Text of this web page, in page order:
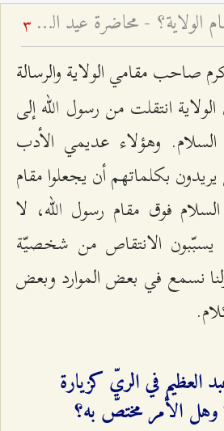
كيف نصل إلى مقام الولاية؟ - محاضرة عيد الغدير لعام ۱٤۲۵ هـ ق 3
صاحب مقامي الولاية والرسالة
انتقلت من رسول الله إلى
السلام. وهؤلاء عديمي الأدب
يريدون بكلماتهم أن يجعلوا مقام
فوق مقام رسول الله، لا
يسبّبون الانتقاص من شخصيّة
نسمع في بعض الموارد وبعض
العظيم في الريّ كزيارة
وهل الأمر مختصّ به؟